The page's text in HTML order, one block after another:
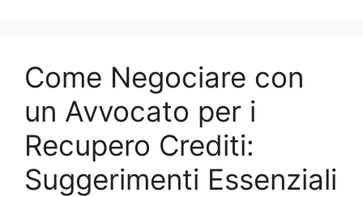
Come Negociare con
un Avvocato per i
Recupero Crediti:
Suggerimenti Essenziali